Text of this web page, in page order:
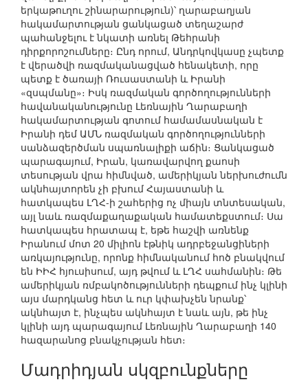
երկաթուղու շինարարություն)՝ ղարաբաղյան
հակամարտության ցանկացած տեղաշարժ
պահանջելու է նկատի առնել Թեհրանի
դիրքորոշումները։ Ընդ որում, Անդրկովկասը չպետք
է վերածվի ռազմականացված հենակետի, որը
պետք է ծառայի Ռուսաստանի և Իրանի
«զսպմանը»։ Իսկ ռազմական գործողությունների
հավանականությունը Լեռնային Ղարաբաղի
հակամարտության գոտում համամասնական է
Իրանի դեմ ԱՄՆ ռազմական գործողությունների
սանձազերծման սպառնալիքի աճին։ Ցանկացած
պարագայում, Իրան, կառավարվող քաոսի
տեսության վրա հիմնված, ամերիկյան ներխուժումն
ակնհայտորեն չի բխում Հայաստանի և
հատկապես ԼՂՀ-ի շահերից ոչ միայն տնտեսական,
այլ նաև ռազմաքաղաքական համատեքստում։ Սա
հատկապես հրատապ է, եթե հաշվի առնենք
Իրանում մոտ 20 միլիոն էթնիկ ադրբեջանցիների
առկայությունը, որոնք հիմնականում հոծ բնակվում
են ԻԻՀ հյուսիսում, այդ թվում և ԼՂՀ սահմանին։ Թե
ամերիկյան ռմբակոծությունների դեպքում ինչ կլինի
այս մարդկանց հետ և ուր կփախչեն նրանք՝
ակնհայտ է, ինչպես ակնհայտ է նաև այն, թե ինչ
կլինի այդ պարագայում Լեռնային Ղարաբաղի 140
հազարանոց բնակչության հետ։
Մադրիդյան սկզբունքները